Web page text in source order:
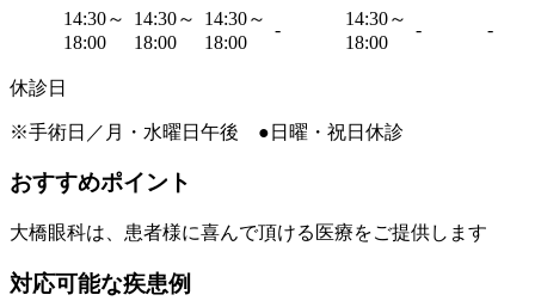
14:30～
18:00
14:30～
18:00
14:30～
18:00
-
14:30～
18:00
- -
休診日
※手術日／月・水曜日午後 ●日曜・祝日休診
おすすめポイント
大橋眼科は、患者様に喜んで頂ける医療をご提供します
対応可能な疾患例